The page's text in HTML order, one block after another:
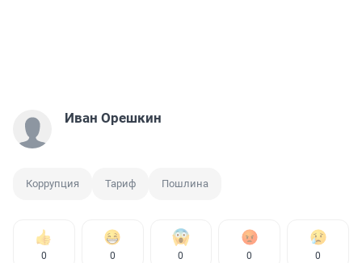
Иван Орешкин
Коррупция Тариф Пошлина
0 0 0 0 0